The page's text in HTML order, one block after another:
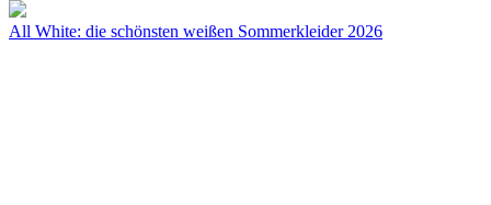
All White: die schönsten weißen Sommerkleider 2026